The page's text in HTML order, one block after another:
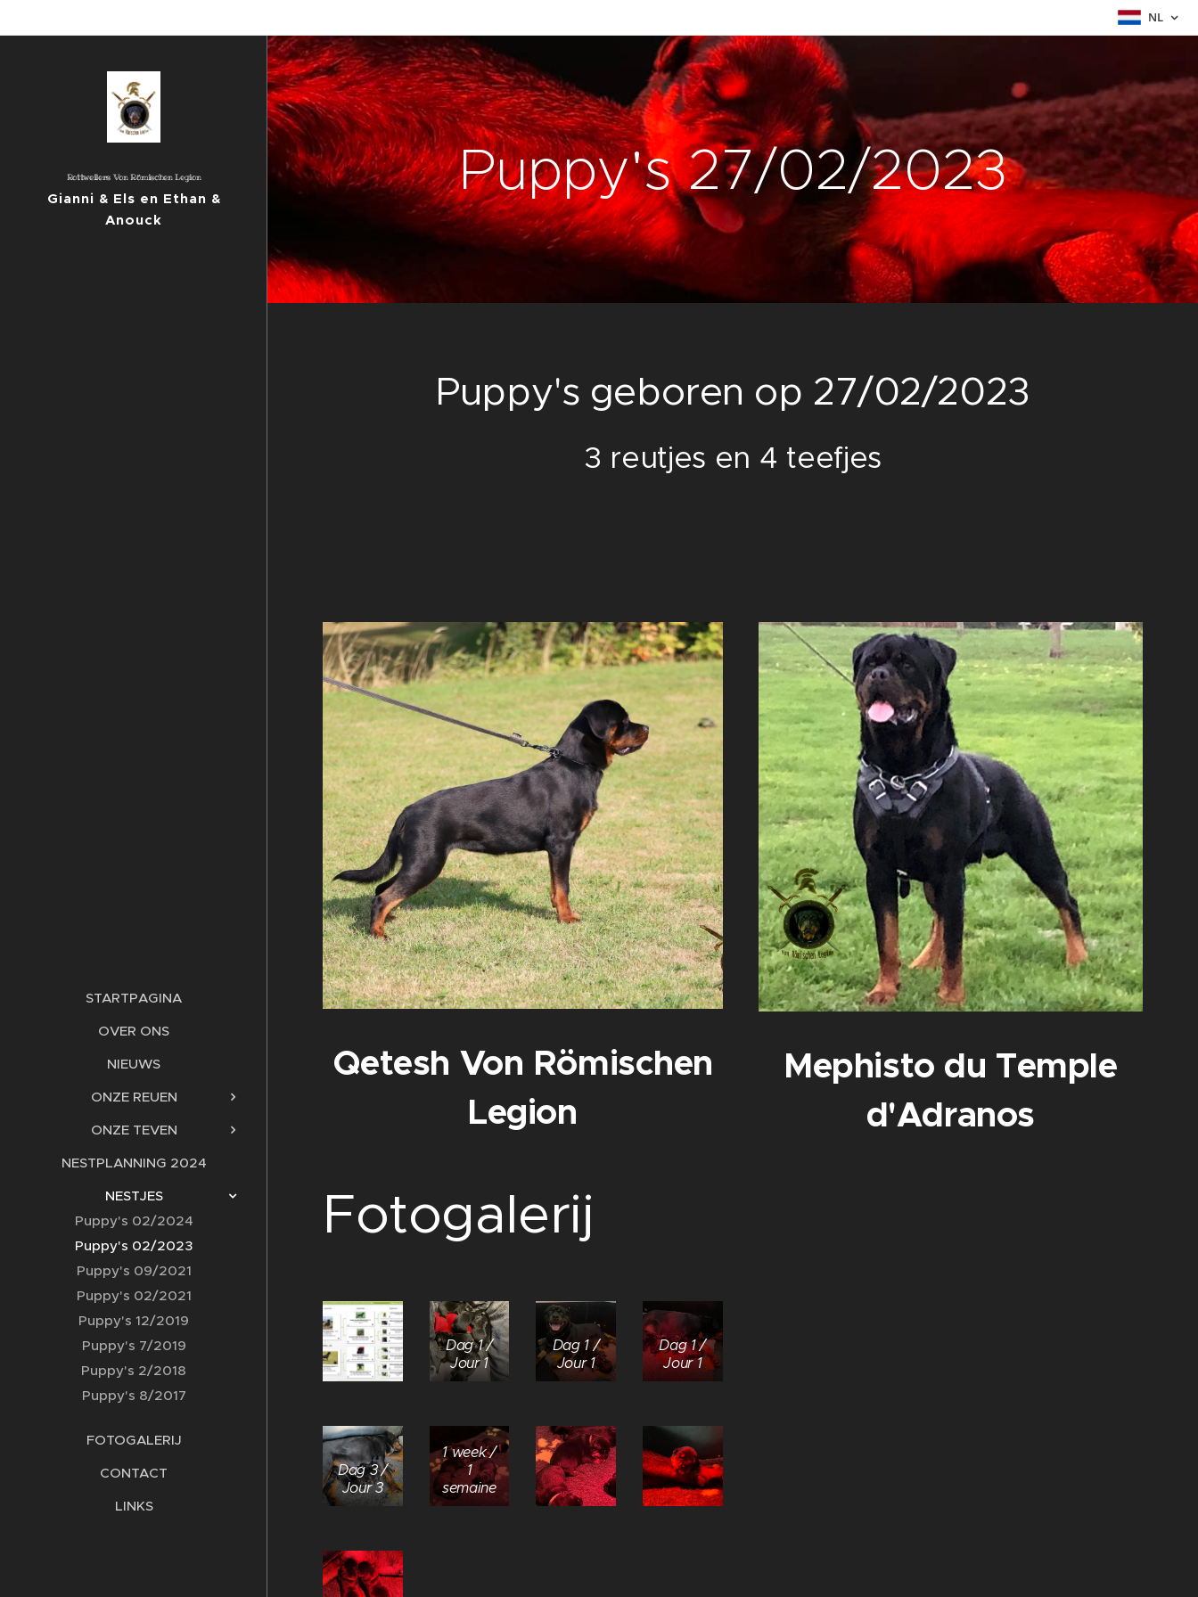
NL
Rottweilers Von Römischen Legion
Gianni & Els en Ethan &
Anouck
STARTPAGINA
OVER ONS
NIEUWS
ONZE REUEN
ONZE TEVEN
NESTPLANNING 2024
NESTJES
Puppy's 02/2024
Puppy's 02/2023
Puppy's 09/2021
Puppy's 02/2021
Puppy's 12/2019
Puppy's 7/2019
Puppy's 2/2018
Puppy's 8/2017
FOTOGALERIJ
CONTACT
LINKS
Puppy's 27/02/2023
Puppy's geboren op 27/02/2023
3 reutjes en 4 teefjes
Qetesh Von Römischen
Legion
Fotogalerij
Dag 1 /
Jour 1
Dag 1 /
Jour 1
Dag 1 /
Jour 1
Dag 3 /
Jour 3
1 week /
1
semaine
Mephisto du Temple
d'Adranos